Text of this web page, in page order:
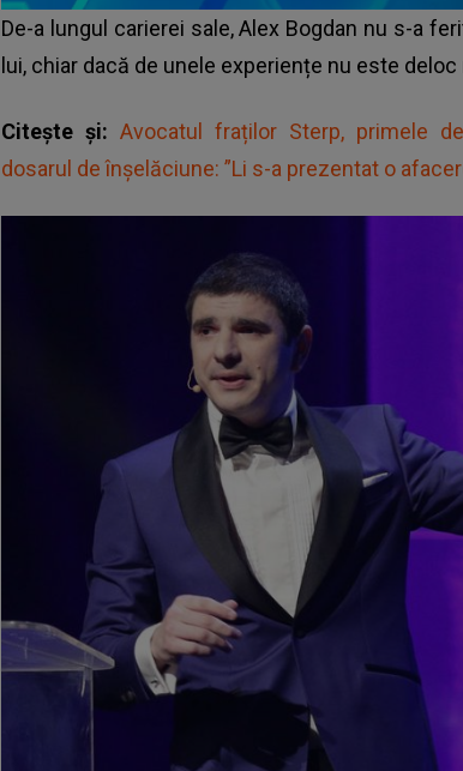
De-a lungul carierei sale, Alex Bogdan nu s-a
lui, chiar dacă de unele experiențe nu este deloc
Citește și: Avocatul fraților Sterp, primele
dosarul de înșelăciune: ”Li s-a prezentat o